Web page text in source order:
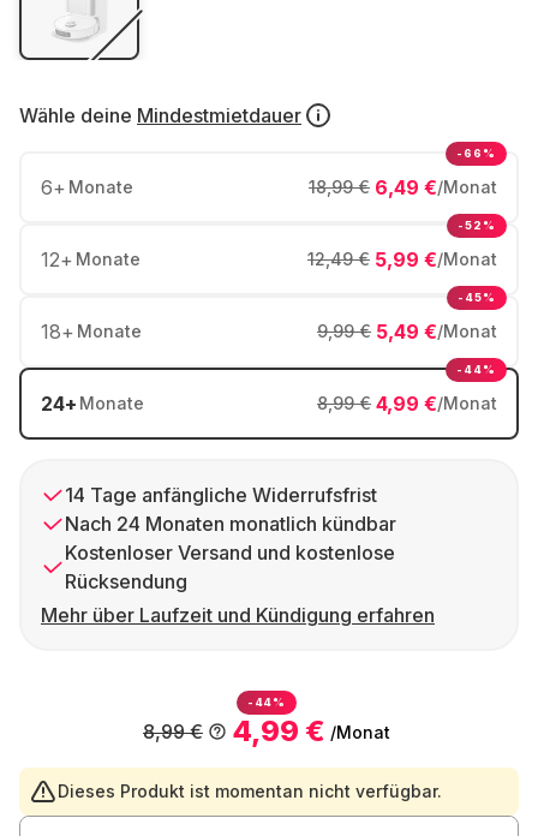
Wähle deine Mindestmietdauer
6+ Monate 6,49 €/Monat
18,99 €
-66%
12+ Monate 5,99 €/Monat
12,49 €
-52%
18+ Monate 5,49 €/Monat
9,99 €
-45%
24+ Monate 4,99 €/Monat
8,99 €
-44%
14 Tage anfängliche Widerrufsfrist
Nach 24 Monaten monatlich kündbar
Kostenloser Versand und kostenlose
Rücksendung
Mehr über Laufzeit und Kündigung erfahren
-44%
4,99 € /Monat
8,99 €
Dieses Produkt ist momentan nicht verfügbar.